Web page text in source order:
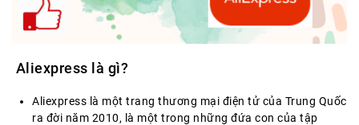
Aliexpress là gì?
Aliexpress là một trang thương mại điện tử của Trung Quốc
ra đời năm 2010, là một trong những đứa con của tập